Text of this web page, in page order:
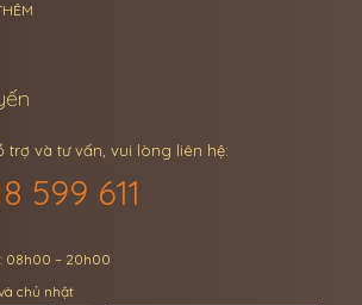
trợ và tư vấn, vui lòng liên hệ:
599 611
08h00 – 20h00
chủ nhật